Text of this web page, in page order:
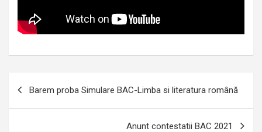
Barem proba Simulare BAC-Limba si literatura română
Anunt contestatii BAC 2021